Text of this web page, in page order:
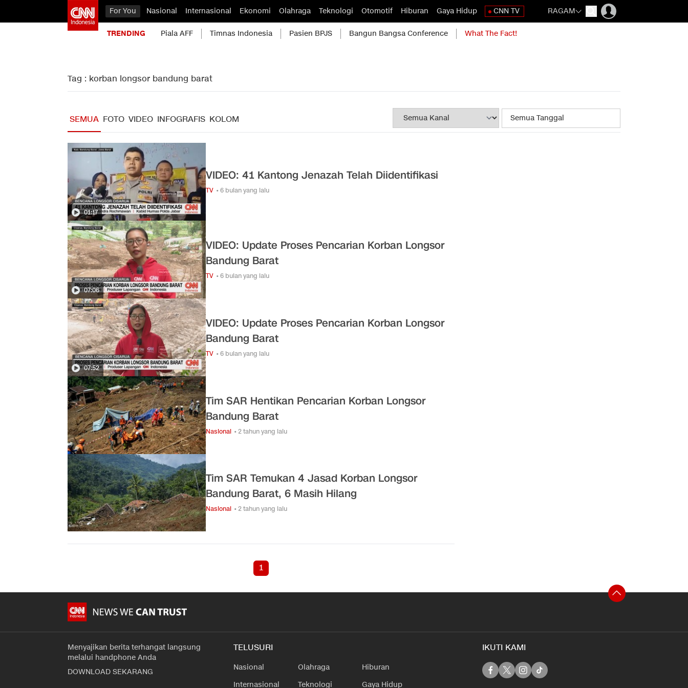
For You Nasional Internasional Ekonomi Olahraga Teknologi Otomotif Hiburan Gaya Hidup CNN TV RAGAM
TRENDING Piala AFF Timnas Indonesia Pasien BPJS Bangun Bangsa Conference What The Fact!
Tag : korban longsor bandung barat
SEMUA FOTO VIDEO INFOGRAFIS KOLOM
01:17
VIDEO: 41 Kantong Jenazah Telah Diidentifikasi
TV • 6 bulan yang lalu
07:06
VIDEO: Update Proses Pencarian Korban Longsor
Bandung Barat
TV • 6 bulan yang lalu
07:52
VIDEO: Update Proses Pencarian Korban Longsor
Bandung Barat
TV • 6 bulan yang lalu
Tim SAR Hentikan Pencarian Korban Longsor
Bandung Barat
Nasional • 2 tahun yang lalu
Tim SAR Temukan 4 Jasad Korban Longsor
Bandung Barat, 6 Masih Hilang
Nasional • 2 tahun yang lalu
1
Menyajikan berita terhangat langsung
melalui handphone Anda
DOWNLOAD SEKARANG
TELUSURI
Nasional
Internasional
Olahraga
Teknologi
Hiburan
Gaya Hidup
IKUTI KAMI